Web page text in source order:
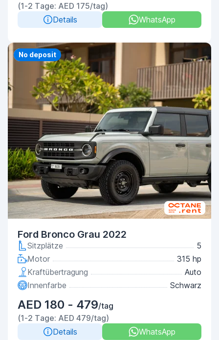
(1-2 Tage: AED 175/tag)
Details
WhatsApp
Priority
No deposit
Ford Bronco Grau 2022
Sitzplätze
5
Motor
315 hp
Kraftübertragung
Auto
Innenfarbe
Schwarz
AED 180 - 479/tag
(1-2 Tage: AED 479/tag)
Details
WhatsApp